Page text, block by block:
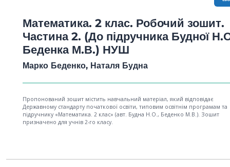
Математика. 2 клас. Робочий зошит.
Частина 2. (До підручника Будної
Беденка М.В.) НУШ
Марко Беденко, Наталя Будна
Пропонований зошит містить навчальний матеріал, який відповідає
Державному стандарту початкової освіти, типовим освітнім програмам та
підручнику «Математика. 2 клас» (авт. Будна Н.О., Беденко М.В.). Зошит
призначено для учнів 2-го класу.